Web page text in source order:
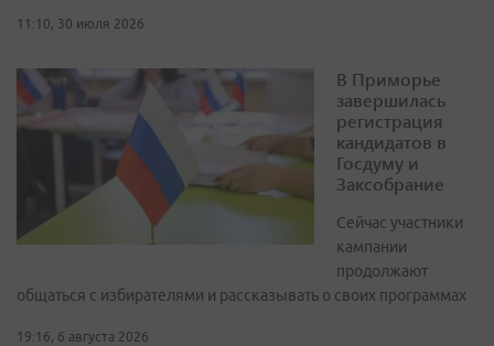
11:10, 30 июля 2026
В Приморье
завершилась
регистрация
кандидатов в
Госдуму и
Заксобрание
Сейчас участники
кампании
продолжают
общаться с избирателями и рассказывать о своих программах
19:16, 6 августа 2026